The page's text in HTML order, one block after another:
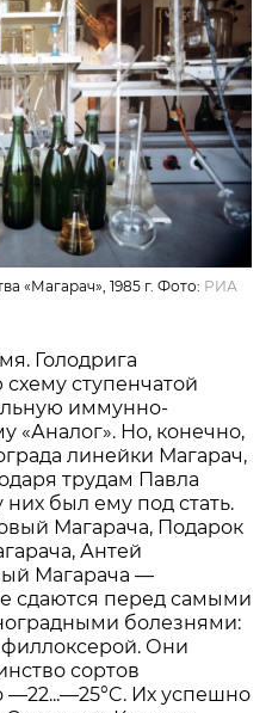
«Магарач», 1985 г. Фото: РИА
Голодрига
ступенчатой
иммунно-
«Аналог». Но, конечно,
линейки Магарач,
трудам Павла
них был ему под стать.
Магарача, Подарок
Антей
Магарача —
сдаются перед самыми
болезнями:
Они
сортов
Их успешно